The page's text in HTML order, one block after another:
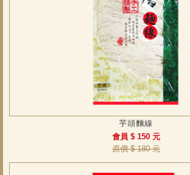
芋頭麵線
會員 $ 150 元
原價 $ 180 元